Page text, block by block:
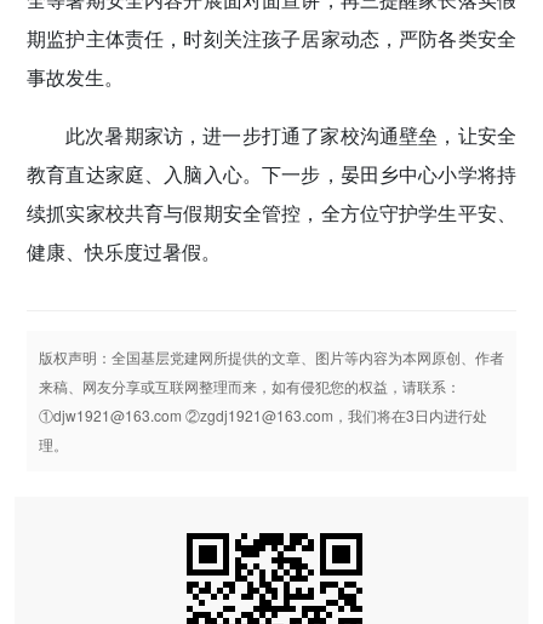
期监护主体责任，时刻关注孩子居家动态，严防各类安全
事故发生。
此次暑期家访，进一步打通了家校沟通壁垒，让安全
教育直达家庭、入脑入心。下一步，晏田乡中心小学将持
续抓实家校共育与假期安全管控，全方位守护学生平安、
健康、快乐度过暑假。
版权声明：全国基层党建网所提供的文章、图片等内容为本网原创、作者
来稿、网友分享或互联网整理而来，如有侵犯您的权益，请联系：
①djw1921@163.com ②zgdj1921@163.com，我们将在3日内进行处
理。